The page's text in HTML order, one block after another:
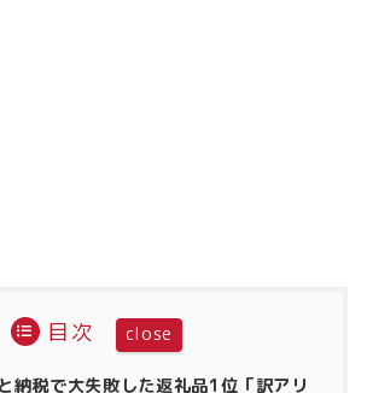
目次
納税で大失敗した返礼品1位「訳アリ